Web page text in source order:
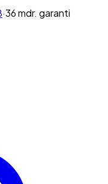
·36 mdr. garanti